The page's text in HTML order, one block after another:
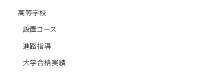
高等学校
設置コース
進路指導
大学合格実績